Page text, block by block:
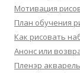
Мотивация
План обучения
Как рисовать
Анонс или
Пленэр